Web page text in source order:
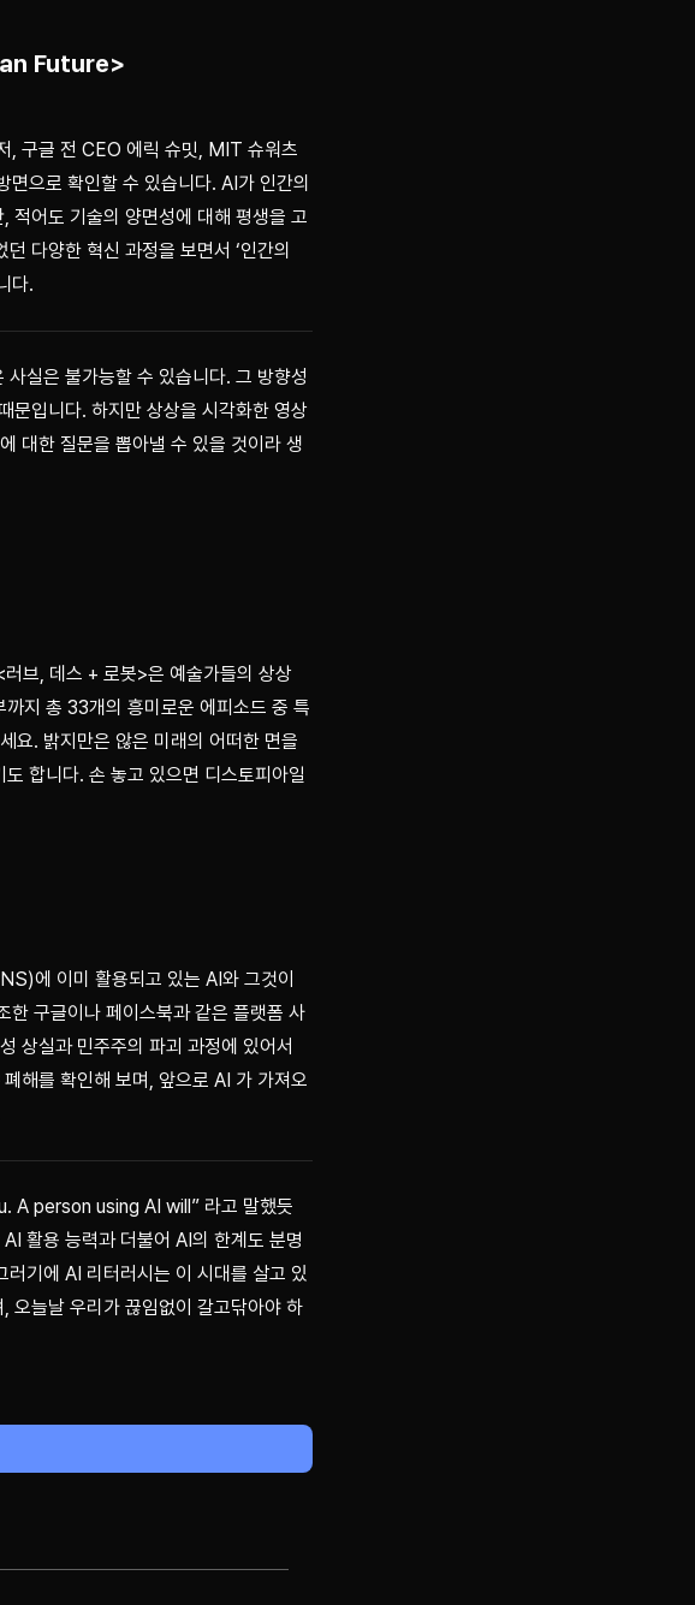
Future>
, 구글 전 CEO 에릭 슈밋, MIT 슈워츠
으로 확인할 수 있습니다. AI가 인간의
적어도 기술의 양면성에 대해 평생을 고
다양한 혁신 과정을 보면서 ‘인간의
다.
실은 불가능할 수 있습니다. 그 방향성
문입니다. 하지만 상상을 시각화한 영상
대한 질문을 뽑아낼 수 있을 것이라 생
브, 데스 + 로봇>은 예술가들의 상상
지 총 33개의 흥미로운 에피소드 중 특
요. 밝지만은 않은 미래의 어떠한 면을
합니다. 손 놓고 있으면 디스토피아일
에 이미 활용되고 있는 AI와 그것이
한 구글이나 페이스북과 같은 플랫폼 사
상실과 민주주의 파괴 과정에 있어서
해를 확인해 보며, 앞으로 AI 가 가져오
A person using AI will” 라고 말했듯
활용 능력과 더불어 AI의 한계도 분명
기에 AI 리터러시는 이 시대를 살고 있
오늘날 우리가 끊임없이 갈고닦아야 하